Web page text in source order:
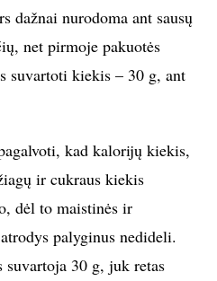
dažnai nurodoma ant sausų
net pirmoje pakuotės
suvartoti kiekis – 30 g, ant
kad kalorijų kiekis,
ir cukraus kiekis
dėl to maistinės ir
palyginus nedideli.
30 g, juk retas